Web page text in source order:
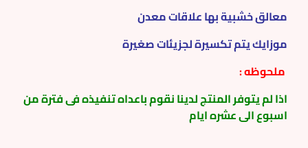
معالق خشبية بها علاقات معدن
موزايك يتم تكسيرة لجزيئات صغيرة
ملحوظه :
اذا لم يتوفر المنتج لدينا نقوم باعداه تنفيذه فى فترة من
اسبوع الى عشره ايام